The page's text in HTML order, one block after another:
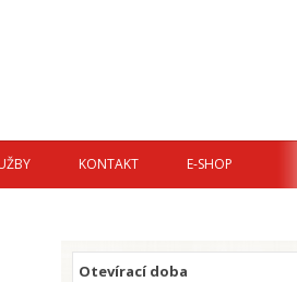
KONTAKT E-SHOP
Otevírací doba